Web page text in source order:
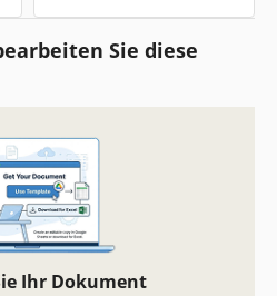
Sie diese
Ihr Dokument